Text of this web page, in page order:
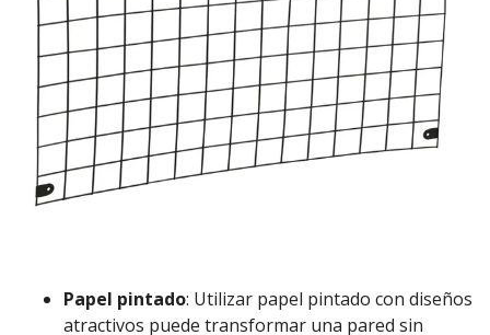
Papel pintado: Utilizar papel pintado con diseños
atractivos puede transformar una pared sin